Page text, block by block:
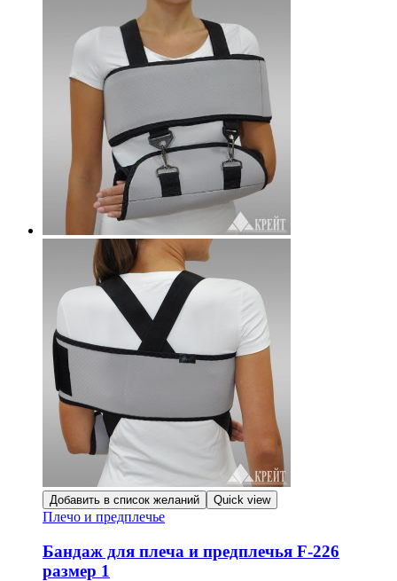
Добавить в список желаний Quick view
Плечо и предплечье
Бандаж для плеча и предплечья F-226
размер 1